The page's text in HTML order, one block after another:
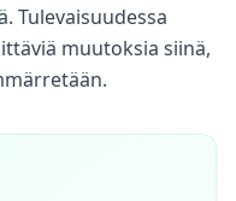
Tulevaisuudessa
muutoksia siinä,